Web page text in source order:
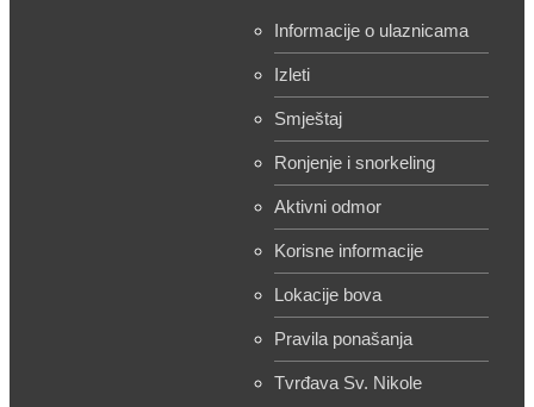
Informacije o ulaznicama
Izleti
Smještaj
Ronjenje i snorkeling
Aktivni odmor
Korisne informacije
Lokacije bova
Pravila ponašanja
Tvrđava Sv. Nikole